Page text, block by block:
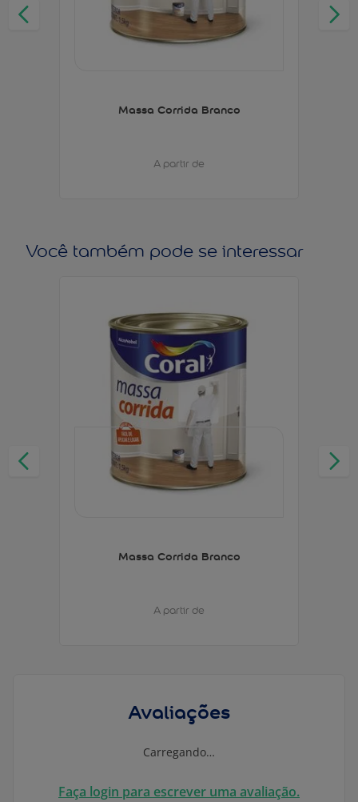
Massa Corrida Branco
A partir de
Você também pode se interessar
Massa Corrida Branco
A partir de
Avaliações
Carregando…
Faça login para escrever uma avaliação.